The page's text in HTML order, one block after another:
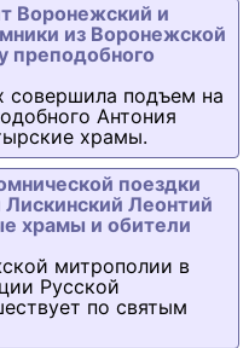
Воронежский и
из Воронежской
преподобного
подъем на
Антония
храмы.
поездки
Леонтий
храмы и обители
митрополии в
Русской
по святым